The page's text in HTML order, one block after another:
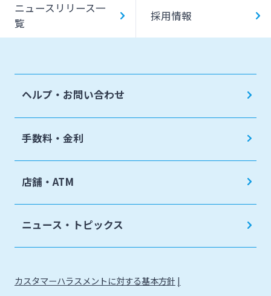
ニュースリリース一
覧
採用情報
ヘルプ・お問い合わせ
手数料・金利
店舗・ATM
ニュース・トピックス
カスタマーハラスメントに対する基本方針